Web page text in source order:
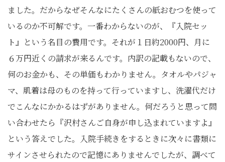
ました。だからなぜそんなにたくさんの紙おむつを使って
いるのか不可解です。一番わからないのが、『入院セッ
ト』という名目の費用です。それが１日約2000円、月に
６万円近くの請求が来るんです。内訳の記載もないので、
何のお金かも、その単価もわかりません。タオルやパジャ
マ、肌着は母のものを持って行っていますし、洗濯代だけ
でこんなにかかるはずがありません。何だろうと思って問
い合わせたら『沢村さんご自身が申し込まれていますよ』
という答えでした。入院手続きをするときに次々に書類に
サインさせられたので記憶にありませんでしたが、調べて